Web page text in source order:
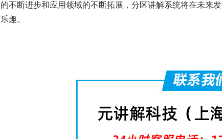
的不断进步和应用领域的不断拓展，分区讲解系统将在未来
乐趣。